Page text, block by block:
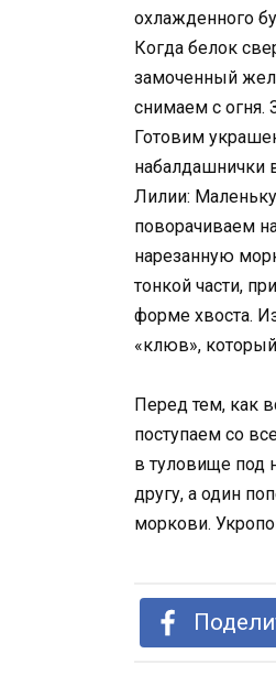
охлажденного
Когда белок
замоченный
снимаем с огня.
Готовим
набалдашнички
Лилии:
поворачиваем
нарезанную
тонкой части,
форме хвоста.
«клюв»,
Перед тем, как
поступаем со
в туловище под
другу, а один
моркови.